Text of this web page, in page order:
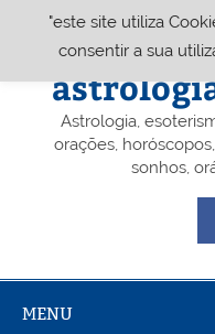
Portal
Astrologia,
orações,
sonhos,
MENU
"este site utiliza
consentir a sua